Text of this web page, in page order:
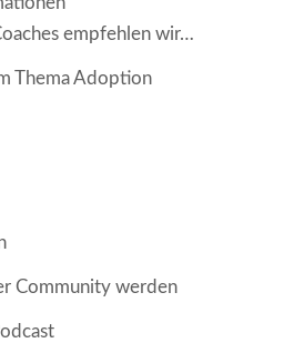
empfehlen wir…
Thema Adoption
Community werden